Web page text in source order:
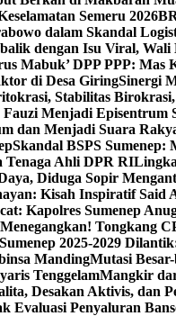
Semeru 2026
dalam Skandal
dengan Isu Viral,
Mabuk’ DPP PPP:
di Desa GiringSinergi
Stabilitas
Menjadi Episentrum
dan Menjadi Suara
Skandal BSPS Sumenep:
Tenaga Ahli DPR RI
Diduga Sopir
Kisah Inspiratif Said
Kapolres Sumenep
Tongkang
2025-2029
MandingMutasi
TenggelamMangkir
Desakan Aktivis, dan
Evaluasi Penyaluran